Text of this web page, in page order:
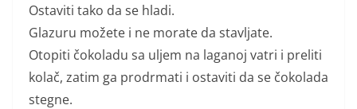
Ostaviti tako da se hladi.
Glazuru možete i ne morate da stavljate.
Otopiti čokoladu sa uljem na laganoj vatri i preliti
kolač, zatim ga prodrmati i ostaviti da se čokolada
stegne.